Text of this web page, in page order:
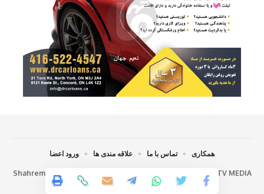
Shahrema Magazine - Developed and Maintained By
ITC TV MEDIA
INC.
Social Media & Website Management©
همکاری تماس با ما علاقه مندی ها ورود اعضا